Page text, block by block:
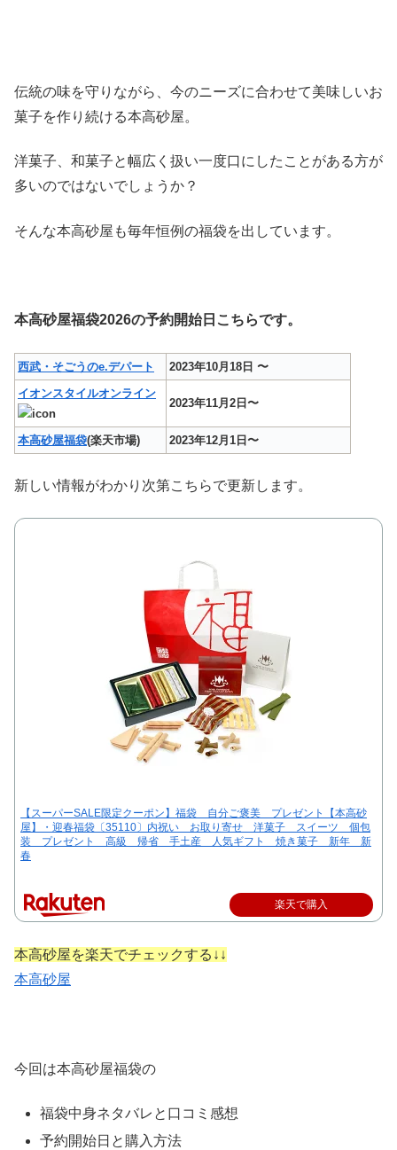
伝統の味を守りながら、今のニーズに合わせて美味しいお
菓子を作り続ける本高砂屋。
洋菓子、和菓子と幅広く扱い一度口にしたことがある方が
多いのではないでしょうか？
そんな本高砂屋も毎年恒例の福袋を出しています。
本高砂屋福袋2026の予約開始日こちらです。
西武・そごうのe.デパート
2023年10月18日 〜
イオンスタイルオンライン
2023年11月2日〜
本高砂屋福袋(楽天市場) 2023年12月1日〜
新しい情報がわかり次第こちらで更新します。
【スーパーSALE限定クーポン】福袋 自分ご褒美 プレゼント【本高砂
屋】・迎春福袋〔35110〕内祝い お取り寄せ 洋菓子 スイーツ 個包
装 プレゼント 高級 帰省 手土産 人気ギフト 焼き菓子 新年 新
春
楽天で購入
本高砂屋を楽天でチェックする↓↓
本高砂屋
今回は本高砂屋福袋の
福袋中身ネタバレと口コミ感想
予約開始日と購入方法